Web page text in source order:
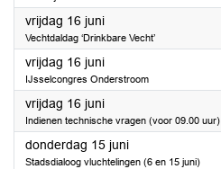
vrijdag 16 juni2023
Vechtdaldag ‘Drinkbare Vecht’
vrijdag 16 juni2023
IJsselcongres Onderstroom
vrijdag 16 juni2023
Indienen technische vragen (voor 09.00 uur)
donderdag 15 juni2023
Stadsdialoog vluchtelingen (6 en 15 juni)